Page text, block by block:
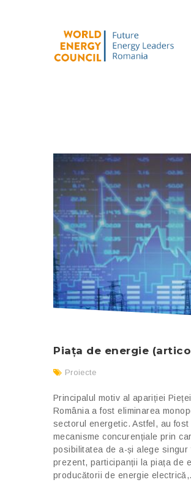
Piața de energie
Proiecte
Principalul motiv al apariției
România a fost eliminarea
sectorul energetic. Astfel, au
mecanisme concurențiale prin
posibilitatea de a-și alege singur
prezent, participanții la piața de
producătorii de energie